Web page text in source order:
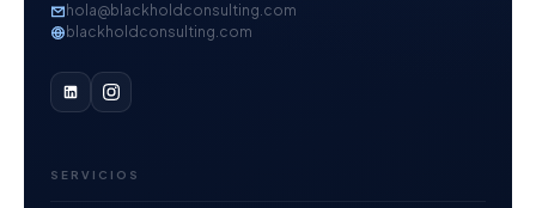
hola@blackholdconsulting.com
blackholdconsulting.com
SERVICIOS